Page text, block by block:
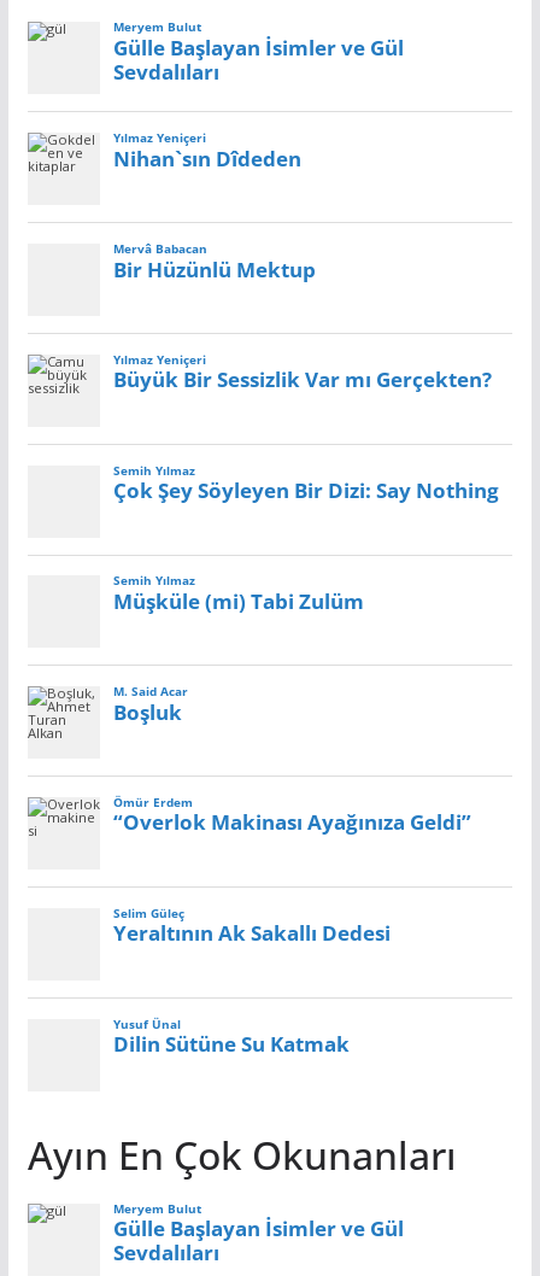
Ayın En Çok Okunanları